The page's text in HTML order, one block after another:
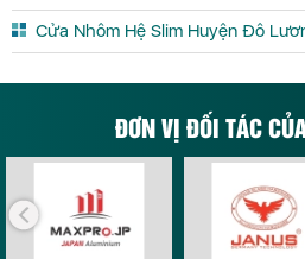
Cửa Nhôm Hệ Slim Huyện Đô
ĐƠN VỊ ĐỐI TÁC